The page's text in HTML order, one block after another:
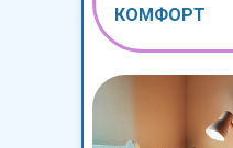
КОМФОРТ